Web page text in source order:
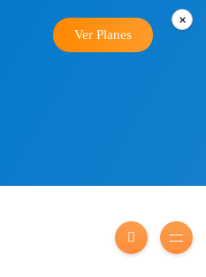
×
Ver Planes